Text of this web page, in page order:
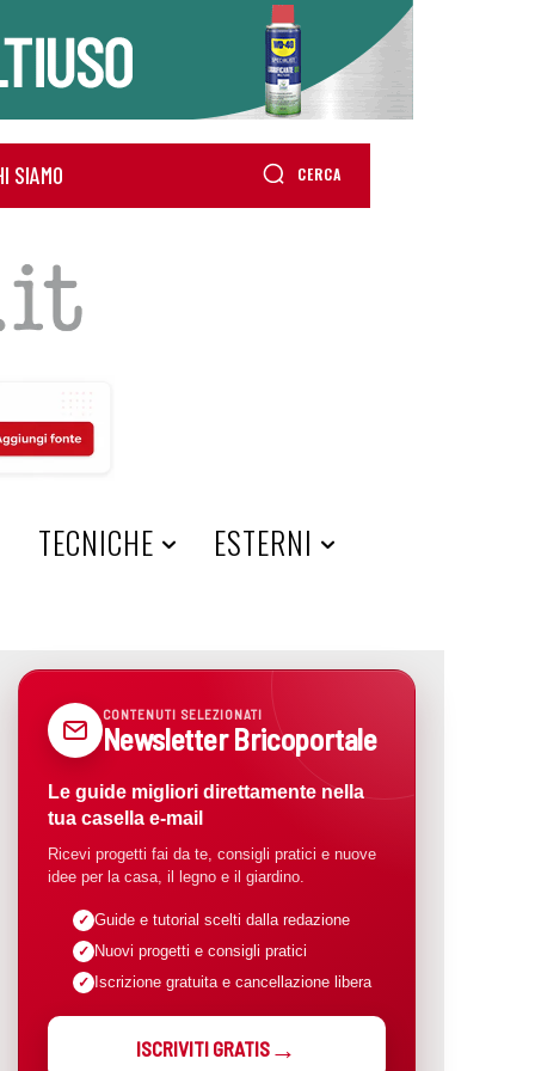
SIAMO CERCA
TECNICHE ESTERNI
CONTENUTI SELEZIONATI
Newsletter Bricoportale
Le guide migliori direttamente nella
tua casella e-mail
Ricevi progetti fai da te, consigli pratici e nuove
idee per la casa, il legno e il giardino.
Guide e tutorial scelti dalla redazione
Nuovi progetti e consigli pratici
Iscrizione gratuita e cancellazione libera
ISCRIVITI GRATIS